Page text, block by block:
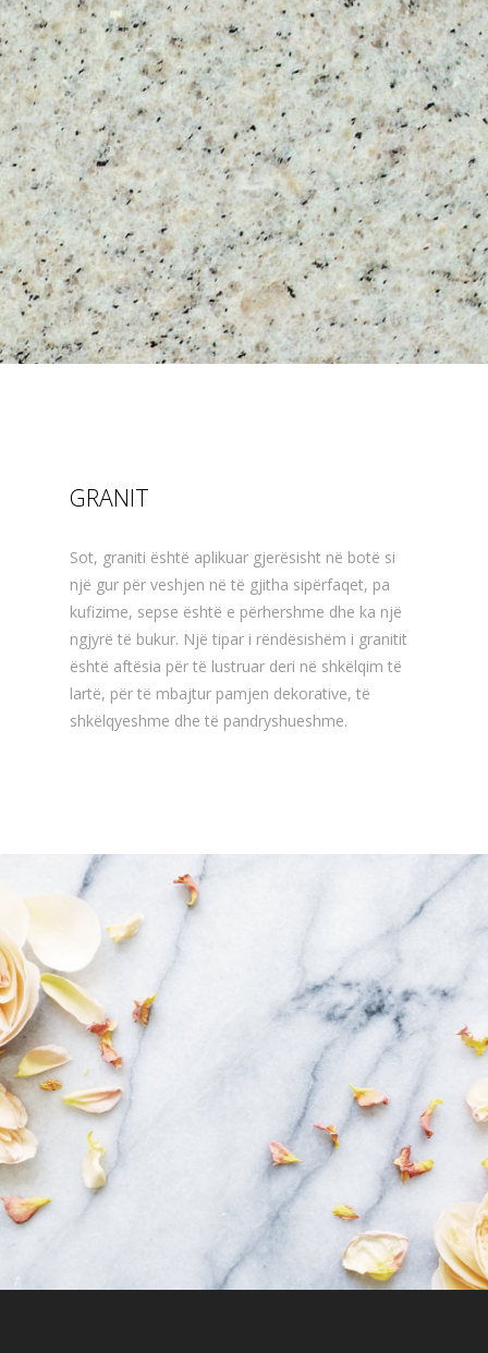
GRANIT
Sot, graniti është aplikuar gjerësisht në botë si
një gur për veshjen në të gjitha sipërfaqet, pa
kufizime, sepse është e përhershme dhe ka një
ngjyrë të bukur. Një tipar i rëndësishëm i granitit
është aftësia për të lustruar deri në shkëlqim të
lartë, për të mbajtur pamjen dekorative, të
shkëlqyeshme dhe të pandryshueshme.